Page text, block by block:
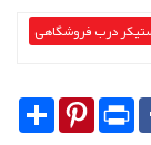
درب فروشگاهی
Share
Pinterest Print